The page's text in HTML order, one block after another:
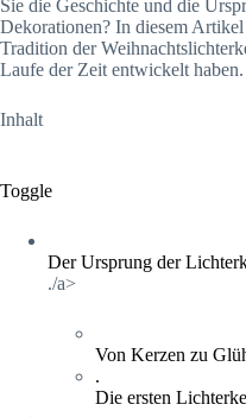
Sie die Geschichte und die
Dekorationen? In diesem
Tradition der
Laufe der Zeit entwickelt haben.
Inhalt
Toggle
Der Ursprung der
./a>
Von Kerzen zu
.
Die ersten